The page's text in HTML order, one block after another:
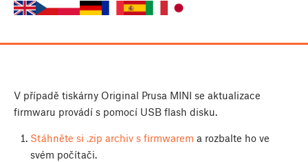
V případě tiskárny Original Prusa MINI se aktualizace
firmwaru provádí s pomocí USB flash disku.
Stáhněte si .zip archiv s firmwarem a rozbalte ho ve
svém počítači.